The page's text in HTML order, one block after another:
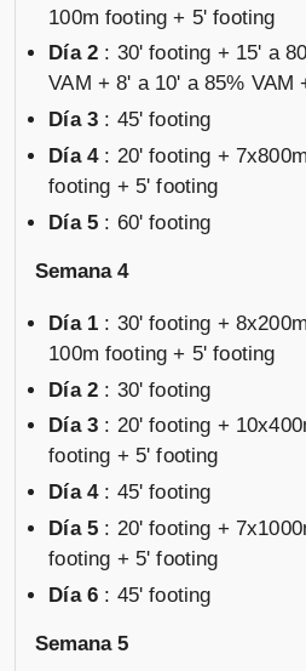
100m footing + 5' footing
Día 2 : 30' footing + 15' a
VAM + 8' a 10' a 85% VAM
Día 3 : 45' footing
Día 4 : 20' footing +
footing + 5' footing
Día 5 : 60' footing
Semana 4
Día 1 : 30' footing +
100m footing + 5' footing
Día 2 : 30' footing
Día 3 : 20' footing +
footing + 5' footing
Día 4: 45' footing
Día 5 : 20' footing +
footing + 5' footing
Día 6 : 45' footing
Semana 5